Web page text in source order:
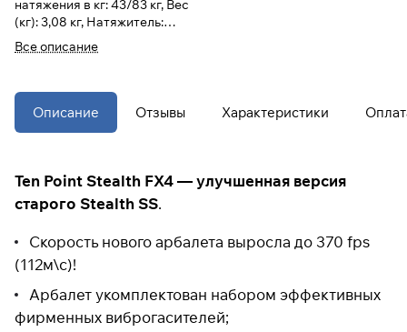
натяжения в кг: 43/83 кг, Вес
(кг): 3,08 кг, Натяжитель:
Механический
Все описание
Описание Отзывы Характеристики
Ten Point Stealth FX4 — улучшенная версия
старого Stealth SS.
Скорость нового арбалета выросла до 370 fps
(112м\с)!
Арбалет укомплектован набором эффективных
фирменных виброгасителей;
выбранный способом
списываться
25%каждые 2 недели
скидки по купонам не
применяются.
об оплате Плайтом